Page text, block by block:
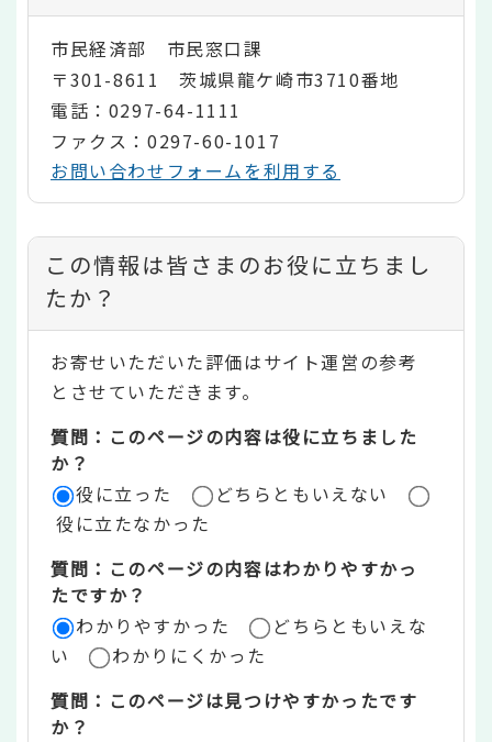
市民経済部 市民窓口課
〒301-8611 茨城県龍ケ崎市3710番地
電話：0297-64-1111
ファクス：0297-60-1017
お問い合わせフォームを利用する
コ
ン
テ
ン
ツ
評
価
リ
ア
この情報は皆さまのお役に立ちまし
たか？
お寄せいただいた評価はサイト運営の参考
とさせていただきます。
質問：このページの内容は役に立ちました
か？
役に立った
どちらともいえない
役に立たなかった
質問：このページの内容はわかりやすかっ
たですか？
わかりやすかった
どちらともいえな
い
わかりにくかった
質問：このページは見つけやすかったです
か？